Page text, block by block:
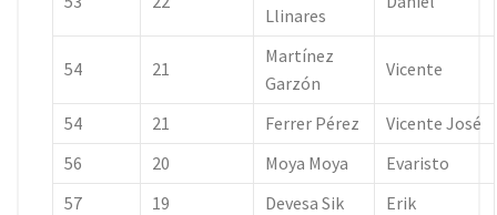
Llinares
54 21
Martínez
Garzón
Vicente
54 21 Ferrer Pérez
Vicente José
56
20 Moya Moya
Evaristo
57
19 Devesa Sik Erik